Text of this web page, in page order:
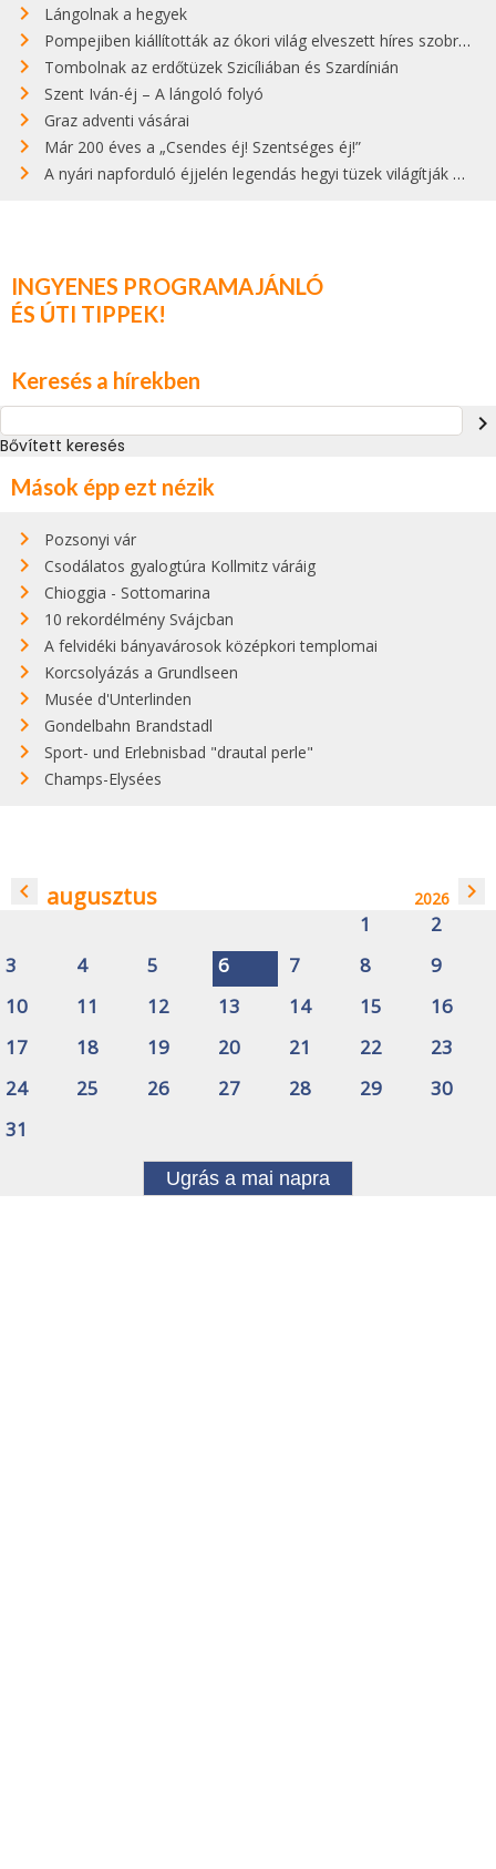
Lángolnak a hegyek
Pompejiben kiállították az ókori világ elveszett híres szobrának másolatát
Tombolnak az erdőtüzek Szicíliában és Szardínián
Szent Iván-éj – A lángoló folyó
Graz adventi vásárai
Már 200 éves a „Csendes éj! Szentséges éj!”
A nyári napforduló éjjelén legendás hegyi tüzek világítják meg Zugspitzét
INGYENES PROGRAMAJÁNLÓ
ÉS ÚTI TIPPEK!
Keresés a hírekben
navigate_next
Bővített keresés
Mások épp ezt nézik
Pozsonyi vár
Csodálatos gyalogtúra Kollmitz váráig
Chioggia - Sottomarina
10 rekordélmény Svájcban
A felvidéki bányavárosok középkori templomai
Korcsolyázás a Grundlseen
Musée d'Unterlinden
Gondelbahn Brandstadl
Sport- und Erlebnisbad "drautal perle"
Champs-Elysées
navigate_before augusztus 2026 navigate_next
1
2
3
4 5 6 7 8
9
10
11 12 13 14 15
16
17
18 19 20 21 22
23
24
25 26 27 28 29
30
31
Ugrás a mai napra